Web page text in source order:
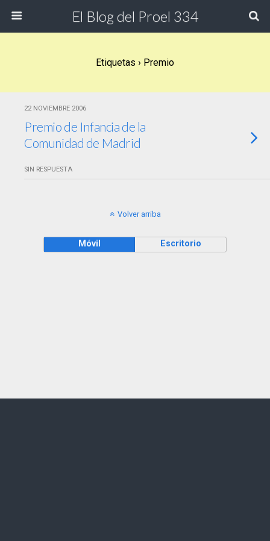
El Blog del Proel 334
Etiquetas › Premio
22 NOVIEMBRE 2006
Premio de Infancia de la
Comunidad de Madrid
SIN RESPUESTA
Volver arriba
Móvil Escritorio